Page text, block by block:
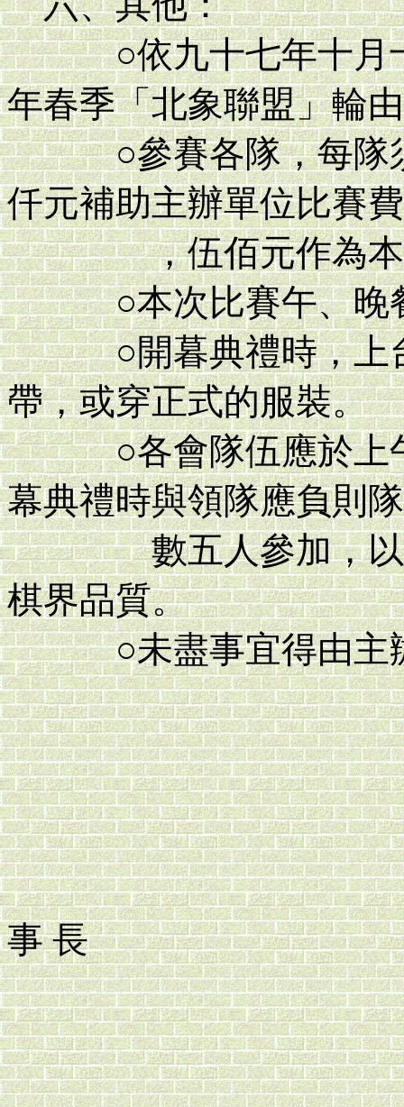
○依九十七年十月十
年春季「北象聯盟」輪
○參賽各隊，每隊須
仟元補助主辦單位比賽
，伍佰元作為本會
○本次比賽午、晚餐
○開暮典禮時，上台
帶，或穿正式的服裝。
○各會隊伍應於上午
幕典禮時與領隊應負則
數五人參加，以服
棋界品質。
○未盡事宜得由主辦
中華象
事 長